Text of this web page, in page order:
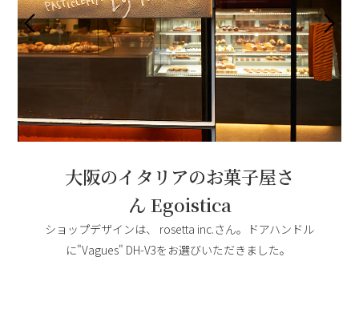
大阪のイタリアのお菓子屋さ
ん Egoistica
ショップデザインは、 rosetta inc.さん。ドアハンドル
に"Vagues" DH-V3をお選びいただきました。